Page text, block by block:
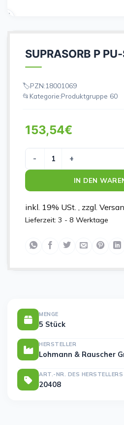
SUPRASORB P
PZN:18001069
Kategorie:Produktgruppe 60
153,54€
SUPRASORB P PU-SC
IN DEN
inkl. 19% USt. , zzgl.
Lieferzeit: 3 - 8 Werktage
MENGE
5 Stück
HERSTELLER
Lohmann & Rauscher
ART.-NR. DES HERSTELLERS
20408